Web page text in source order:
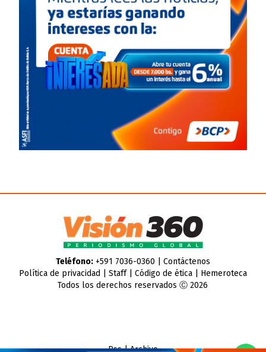
Teléfono:+591 7036-0360 | Contáctenos
Política de privacidad
Staff| Código de ética| Hemeroteca
Todos los derechos reservados Ⓒ 2026
Rss|Archivo